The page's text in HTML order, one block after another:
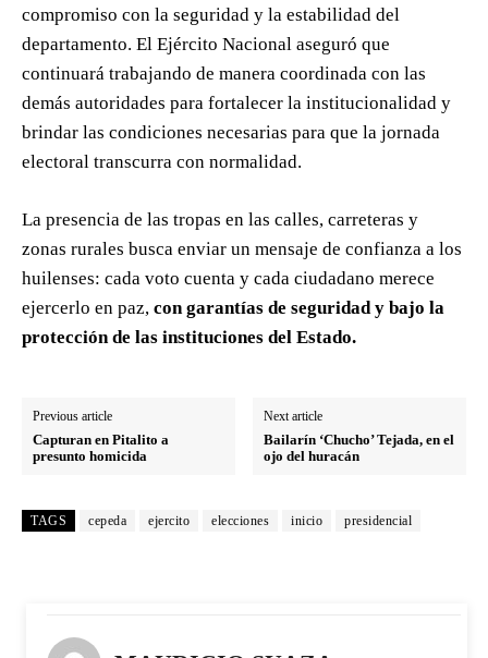
compromiso con la seguridad y la estabilidad del
departamento. El Ejército Nacional aseguró que
continuará trabajando de manera coordinada con las
demás autoridades para fortalecer la institucionalidad y
brindar las condiciones necesarias para que la jornada
electoral transcurra con normalidad.
La presencia de las tropas en las calles, carreteras y
zonas rurales busca enviar un mensaje de confianza a los
huilenses: cada voto cuenta y cada ciudadano merece
ejercerlo en paz, con garantías de seguridad y bajo la
protección de las instituciones del Estado.
Previous article
Capturan en Pitalito a
presunto homicida
Next article
Bailarín ‘Chucho’ Tejada, en el
ojo del huracán
TAGS cepeda ejercito elecciones inicio presidencial